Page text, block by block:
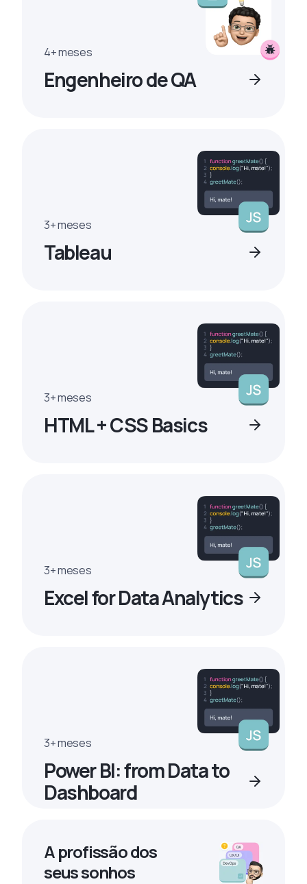
4+ meses
Engenheiro de QA
3+ meses
Tableau
3+ meses
HTML + CSS Basics
3+ meses
Excel for Data Analytics
3+ meses
Power BI: from Data to
Dashboard
A profissão dos
seus sonhos